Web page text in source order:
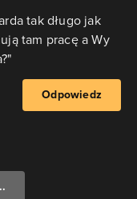
tak długo jak
tam pracę a Wy
Odpowiedz